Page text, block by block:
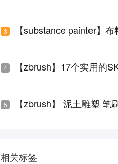
3 【substance painter】布料皮革材
4 【zbrush】17个实用的
5 【zbrush】 泥土雕塑 笔刷下
相关标签